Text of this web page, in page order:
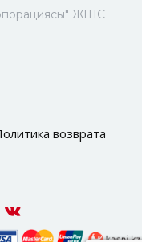
ЖШС
возврата